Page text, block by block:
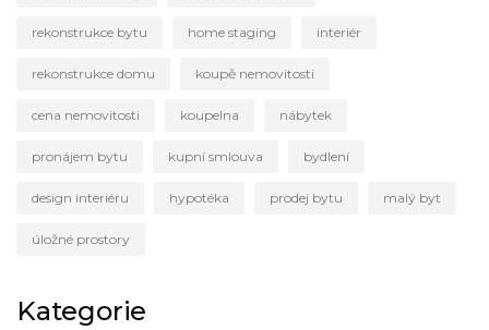
rekonstrukce bytu home staging interiér
rekonstrukce domu koupě nemovitosti
cena nemovitosti koupelna nábytek
pronájem bytu kupní smlouva bydlení
design interiéru hypotéka prodej bytu malý byt
úložné prostory
Kategorie